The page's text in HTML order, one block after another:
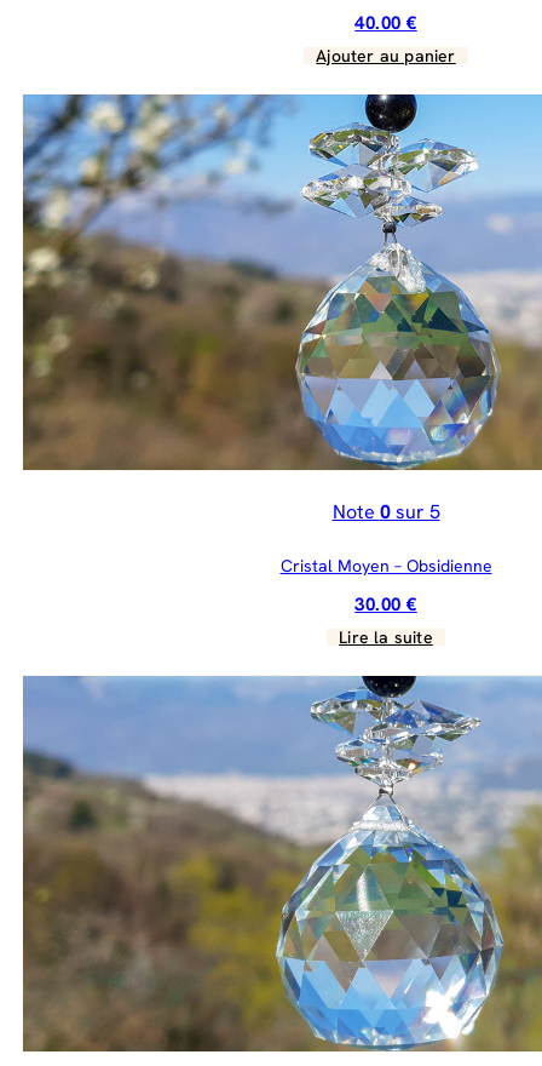
40.00€
Ajouter au panier
Note 0sur 5
Cristal Moyen – Obsidienne
30.00€
Lire la suite